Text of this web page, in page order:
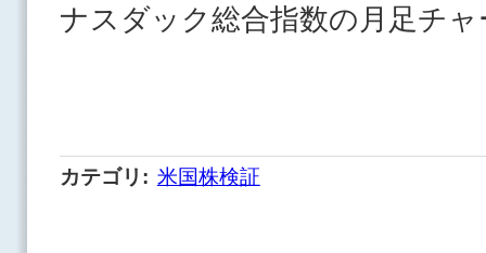
ナスダック総合指数の月足チャ
カテゴリ : 米国株検証